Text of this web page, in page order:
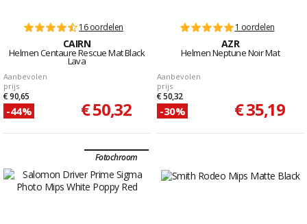
16 oordelen
CAIRN
Helmen Centaure Rescue Mat Black
Lava
Aanbevolen
prijs
€ 90,65
-44% € 50,32
1 oordelen
AZR
Helmen Neptune Noir Mat
Aanbevolen
prijs
€ 50,32
-30% € 35,19
Fotochroom